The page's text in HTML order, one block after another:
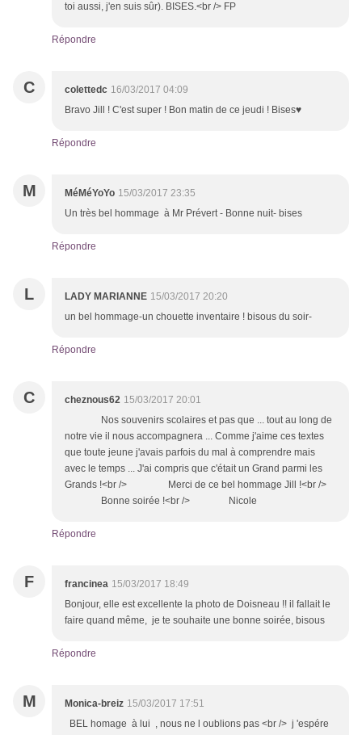
toi aussi, j'en suis sûr). BISES.<br /> FP
Répondre
C colettedc 16/03/2017 04:09
Bravo Jill ! C'est super ! Bon matin de ce jeudi ! Bises♥
Répondre
M MéMéYoYo 15/03/2017 23:35
Un très bel hommage à Mr Prévert - Bonne nuit- bises
Répondre
L LADY MARIANNE 15/03/2017 20:20
un bel hommage-un chouette inventaire ! bisous du soir-
Répondre
C cheznous62 15/03/2017 20:01
Nos souvenirs scolaires et pas que ... tout au long de
notre vie il nous accompagnera ... Comme j'aime ces textes
que toute jeune j'avais parfois du mal à comprendre mais
avec le temps ... J'ai compris que c'était un Grand parmi les
Grands !<br /> Merci de ce bel hommage Jill !<br />
Bonne soirée !<br /> Nicole
Répondre
F francinea 15/03/2017 18:49
Bonjour, elle est excellente la photo de Doisneau !! il fallait le
faire quand même, je te souhaite une bonne soirée, bisous
Répondre
M Monica-breiz 15/03/2017 17:51
BEL homage à lui , nous ne l oublions pas <br /> j 'espére